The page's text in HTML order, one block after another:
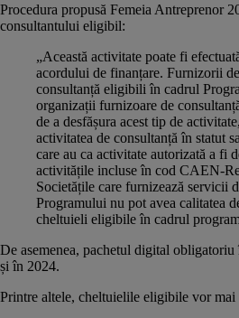
Procedura propusă Femeia Antreprenor
consultantului eligibil:
„Această activitate poate fi
acordului de finanțare. Furnizorii
consultanță eligibili în cadrul
organizații furnizoare de
de a desfășura acest tip de
activitatea de consultanță în statut
care au ca activitate autorizată a fi
activitățile incluse în cod CAEN-
Societățile care furnizează servicii
Programului nu pot avea calitatea
cheltuieli eligibile în cadrul
De asemenea, pachetul digital obligatoriu
și în 2024.
Printre altele, cheltuielile eligibile vor mai